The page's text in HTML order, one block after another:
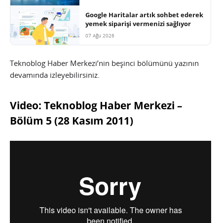
Google Haritalar artık sohbet ederek
yemek siparişi vermenizi sağlıyor
07 Ağu 2026
Teknoblog Haber Merkezi’nin beşinci bölümünü yazının
devamında izleyebilirsiniz.
Video: Teknoblog Haber Merkezi –
Bölüm 5 (28 Kasım 2011)